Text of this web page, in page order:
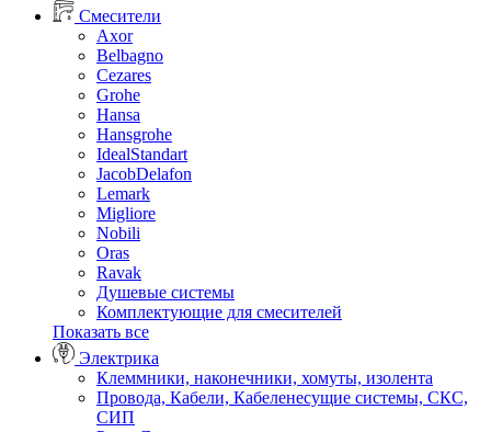
Смесители
Axor
Belbagno
Cezares
Grohe
Hansa
Hansgrohe
IdealStandart
JacobDelafon
Lemark
Migliore
Nobili
Oras
Ravak
Душевые системы
Комплектующие для смесителей
Показать все
Электрика
Клеммники, наконечники, хомуты, изолента
Провода, Кабели, Кабеленесущие системы, СКС,
СИП